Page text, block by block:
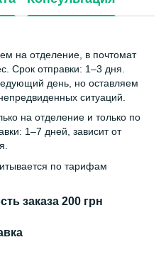
на отделение, в почтомат
Срок отправки: 1–3 дня.
день, но оставляем
ситуаций.
на отделение и только по
1–7 дней, зависит от
по тарифам
заказа 200 грн